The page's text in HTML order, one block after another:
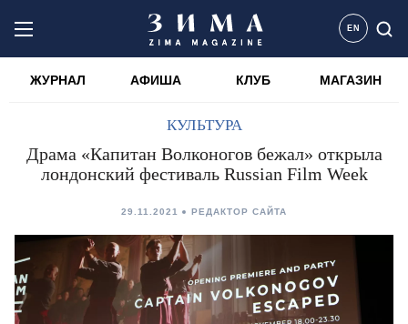
EN
ЖУРНАЛ АФИША КЛУБ МАГАЗИН
КУЛЬТУРА
Драма «Капитан Волконогов бежал» открыла
лондонский фестиваль Russian Film Week
29.11.2021 РЕДАКТОР САЙТА